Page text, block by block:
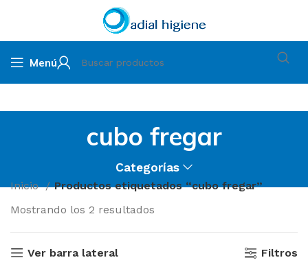
Menú
cubo fregar
Categorías
Inicio
Productos etiquetados “cubo fregar”
Mostrando los 2 resultados
Ver barra lateral Filtros